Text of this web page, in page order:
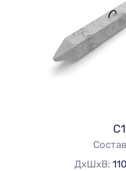
ДхШхВ: